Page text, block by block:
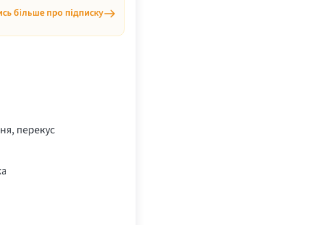
більше про підписку
перекус